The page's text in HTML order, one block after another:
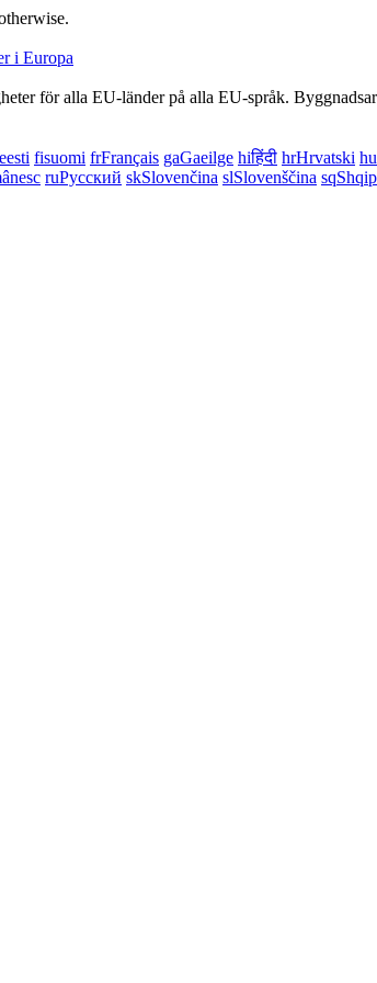
för alla EU-länder på alla EU-språk.
eesti fisuomi frFrançais gaGaeilge hiहिंदी hrHrvatski hu
ruРусский skSlovenčina slSlovenščina sq